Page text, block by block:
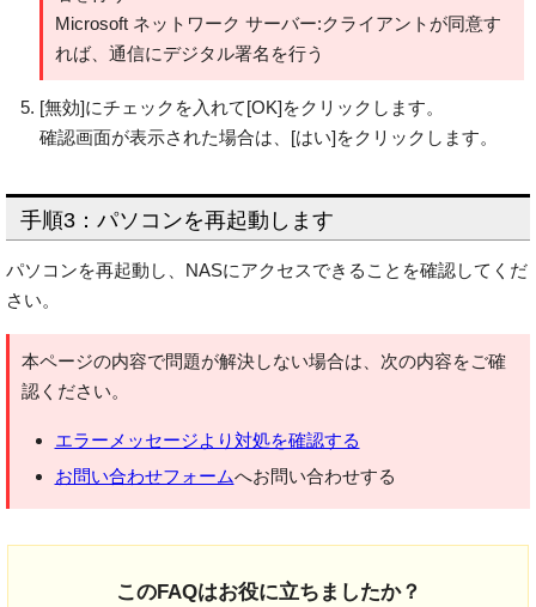
Microsoft ネットワーク サーバー:クライアントが同意す
れば、通信にデジタル署名を行う
[無効]にチェックを入れて[OK]をクリックします。
確認画面が表示された場合は、[はい]をクリックします。
手順3：パソコンを再起動します
パソコンを再起動し、NASにアクセスできることを確認してくだ
さい。
本ページの内容で問題が解決しない場合は、次の内容をご確
認ください。
エラーメッセージより対処を確認する
お問い合わせフォームへお問い合わせする
このFAQはお役に立ちましたか？